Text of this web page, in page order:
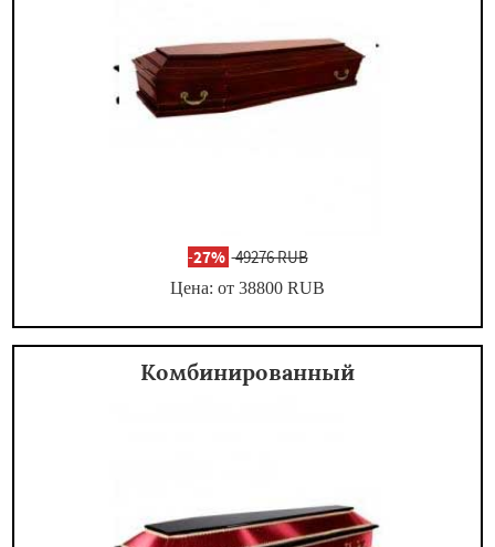
-27% 49276 RUB
Цена: от 38800 RUB
Комбинированный